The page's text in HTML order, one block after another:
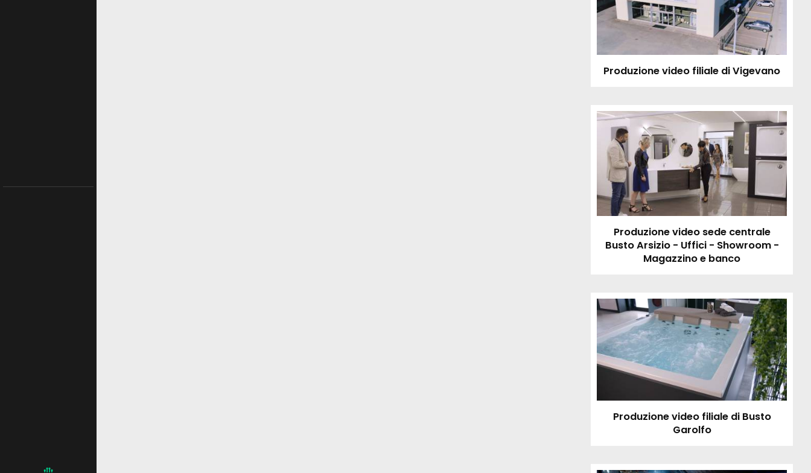
Produzione video filiale di Vigevano
Produzione video sede centrale
Busto Arsizio - Uffici - Showroom -
Magazzino e banco
Produzione video filiale di Busto
Garolfo